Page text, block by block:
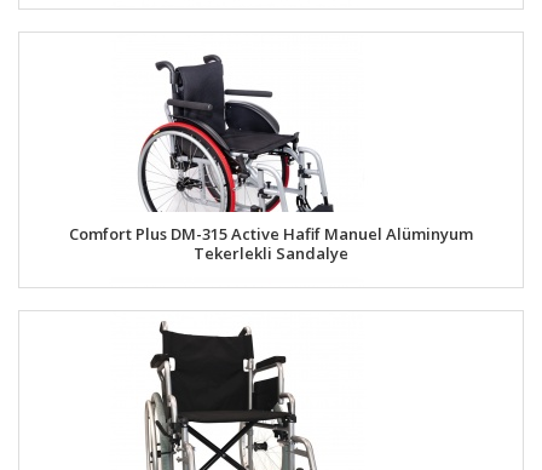
Comfort Plus DM-315 Active Hafif Manuel Alüminyum
Tekerlekli Sandalye